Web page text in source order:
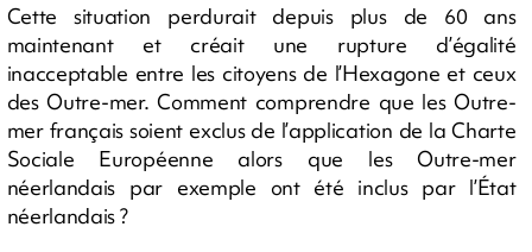
Cette situation perdurait depuis plus de 60 ans
maintenant et créait une rupture d’égalité
inacceptable entre les citoyens de l’Hexagone et ceux
des Outre-mer. Comment comprendre que les Outre-
mer français soient exclus de l’application de la Charte
Sociale Européenne alors que les Outre-mer
néerlandais par exemple ont été inclus par l’État
néerlandais ?